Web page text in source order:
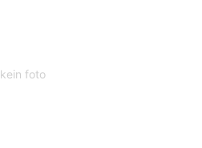
kein foto